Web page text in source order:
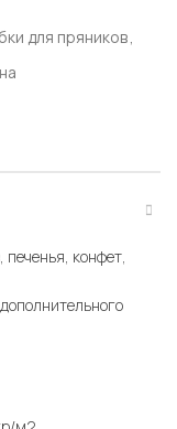
для пряников,
печенья, конфет,